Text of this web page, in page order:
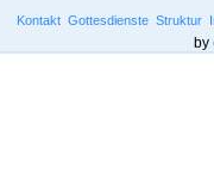
Kontakt Gottesdienste Struktur
by